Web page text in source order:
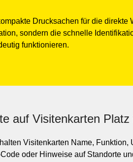
Drucksachen für die
sondern die schnelle
funktionieren.
auf Visitenkarten Platz
Visitenkarten Name,
oder Hinweise auf Standorte